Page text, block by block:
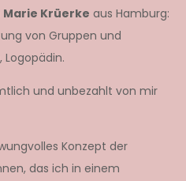
Marie Krüerke aus Hamburg:
von Gruppen und
Logopädin.
und unbezahlt von mir
Konzept der
das ich in einem